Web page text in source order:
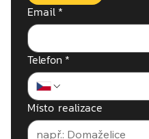
Email *
Telefon *
Místo realizace